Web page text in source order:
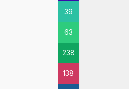
39
63
238
138